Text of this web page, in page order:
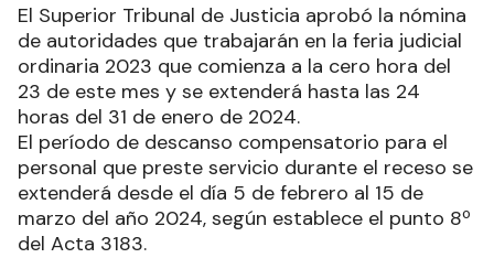
El Superior Tribunal de Justicia aprobó la nómina
de autoridades que trabajarán en la feria judicial
ordinaria 2023 que comienza a la cero hora del
23 de este mes y se extenderá hasta las 24
horas del 31 de enero de 2024.
El período de descanso compensatorio para el
personal que preste servicio durante el receso se
extenderá desde el día 5 de febrero al 15 de
marzo del año 2024, según establece el punto 8º
del Acta 3183.